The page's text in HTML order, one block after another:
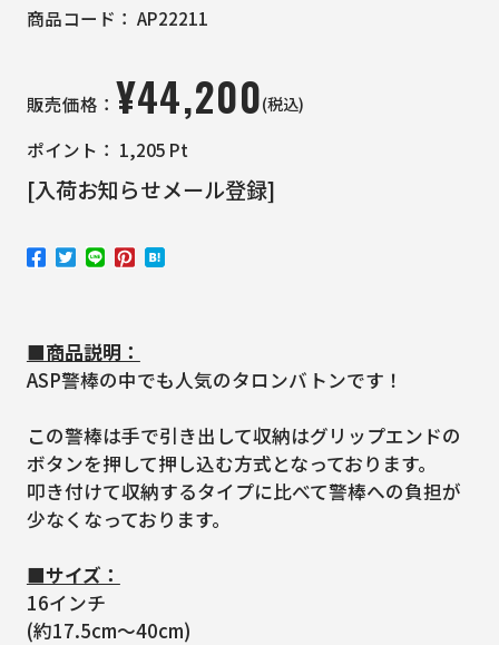
商品コード： AP22211
販売価格： ¥44,200(税込)
ポイント： 1,205 Pt
[入荷お知らせメール登録]
■商品説明：
ASP警棒の中でも人気のタロンバトンです！
この警棒は手で引き出して収納はグリップエンドの
ボタンを押して押し込む方式となっております。
叩き付けて収納するタイプに比べて警棒への負担が
少なくなっております。
■サイズ：
16インチ
(約17.5cm～40cm)